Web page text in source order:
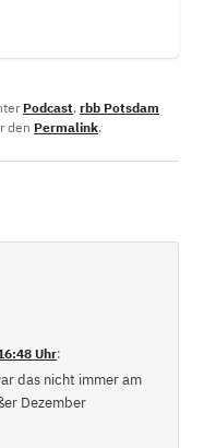
Podcast,rbb Potsdam
den Permalink.
Uhr:
das nicht immer am
Dezember